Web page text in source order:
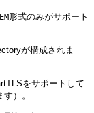
形式のみがサポート
が構成されま
をサポートして
）。